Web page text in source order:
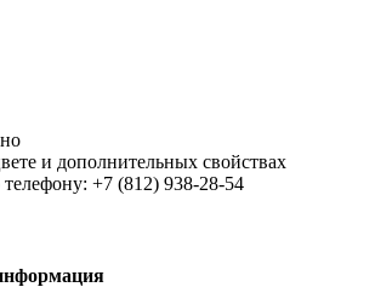
и дополнительных свойствах
телефону: +7 (812) 938-28-54